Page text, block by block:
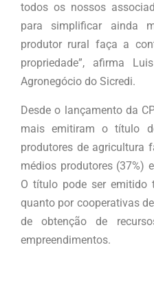
todos os nossos
para simplificar ainda
produtor rural faça a
propriedade”, afirma
Agronegócio do Sicredi.
Desde o lançamento da
mais emitiram o título
produtores de agricultura
médios produtores (37%)
O título pode ser emitido
quanto por cooperativas
de obtenção de
empreendimentos.